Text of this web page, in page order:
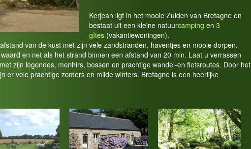
Kerjean ligt in het mooie Zuiden van Bretagne en
bestaat uit een kleine natuurcamping en 3
gîtes (vakantiewoningen).
van de kust met zijn vele zandstranden, haventjes en mooie dorpen.
en net als het strand binnen een afstand van 20 min. Laat u verrassen
zijn legendes, menhirs, bossen en prachtige wandel-en fietsroutes. Door het
er vele prachtige zomers en milde winters. Bretagne is een heerlijke